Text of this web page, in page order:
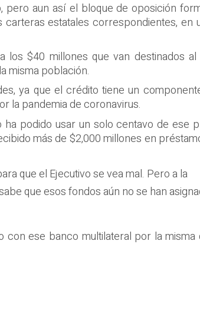
pero aun así el bloque de oposición
estatales correspondientes, en
los $40 millones que van destinados
misma población.
ya que el crédito tiene un
la pandemia de coronavirus.
podido usar un solo centavo de ese
más de $2,000 millones en
que el Ejecutivo se vea mal. Pero a la
que esos fondos aún no se han
ese banco multilateral por la misma